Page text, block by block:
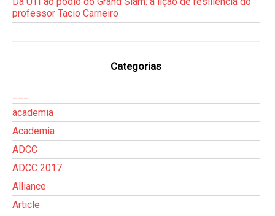
professor Tacio Carneiro
Categorias
academia
Academia
ADCC
ADCC 2017
Alliance
Article